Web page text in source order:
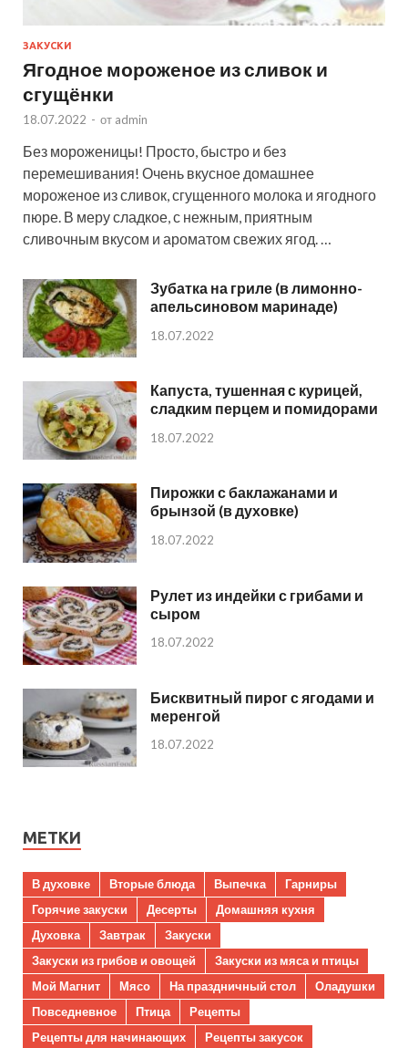
ЗАКУСКИ
Ягодное мороженое из сливок и
сгущёнки
18.07.2022 - от admin
Без мороженицы! Просто, быстро и без
перемешивания! Очень вкусное домашнее
мороженое из сливок, сгущенного молока и ягодного
пюре. В меру сладкое, с нежным, приятным
сливочным вкусом и ароматом свежих ягод. …
Зубатка на гриле (в лимонно-
апельсиновом маринаде)
18.07.2022
Капуста, тушенная с курицей,
сладким перцем и помидорами
18.07.2022
Пирожки с баклажанами и
брынзой (в духовке)
18.07.2022
Рулет из индейки с грибами и
сыром
18.07.2022
Бисквитный пирог с ягодами и
меренгой
18.07.2022
МЕТКИ
В духовке Вторые блюда Выпечка
Гарниры
Горячие закуски
Десерты
Домашняя кухня
Духовка
Завтрак
Закуски
Закуски из грибов и овощей
Закуски из мяса и птицы
Мой Магнит
Мясо На праздничный стол
Оладушки
Повседневное
Птица
Рецепты
Рецепты для начинающих
Рецепты закусок